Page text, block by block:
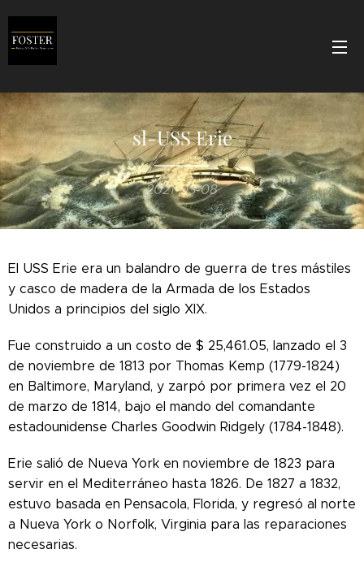
sl-USS Erie
2021-03-08
El USS Erie era un balandro de guerra de tres mástiles
y casco de madera de la Armada de los Estados
Unidos a principios del siglo XIX.
Fue construido a un costo de $ 25,461.05, lanzado el 3
de noviembre de 1813 por Thomas Kemp (1779-1824)
en Baltimore, Maryland, y zarpó por primera vez el 20
de marzo de 1814, bajo el mando del comandante
estadounidense Charles Goodwin Ridgely (1784-1848).
Erie salió de Nueva York en noviembre de 1823 para
servir en el Mediterráneo hasta 1826. De 1827 a 1832,
estuvo basada en Pensacola, Florida, y regresó al norte
a Nueva York o Norfolk, Virginia para las reparaciones
necesarias.